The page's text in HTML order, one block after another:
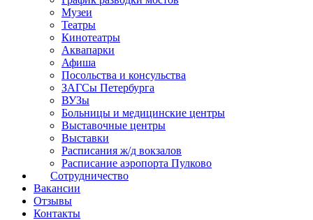
Музеи
Театры
Кинотеатры
Аквапарки
Афиша
Посольства и консульства
ЗАГСы Петербурга
ВУЗы
Больницы и медицинские центры
Выставочные центры
Выставки
Расписания ж/д вокзалов
Расписание аэропорта Пулково
Сотрудничество
Вакансии
Отзывы
Контакты